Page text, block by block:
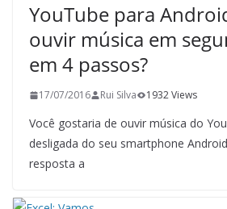
YouTube para
ouvir música em
em 4 passos?
17/07/2016 Rui Silva 1932 Views
Você gostaria de ouvir música do
desligada do seu smartphone
resposta a